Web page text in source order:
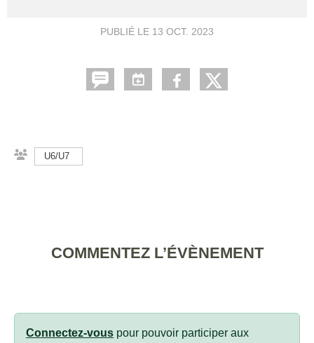
PUBLIÉ LE 13 OCT. 2023
U6/U7
COMMENTEZ L’ÉVÈNEMENT
Connectez-vous pour pouvoir participer aux